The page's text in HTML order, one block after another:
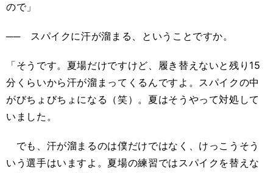
ので」
── スパイクに汗が溜まる、ということですか。
「そうです。夏場だけですけど、履き替えないと残り15
分くらいから汗が溜まってくるんですよ。スパイクの中
がびちょびちょになる（笑）。夏はそうやって対処して
いました。
でも、汗が溜まるのは僕だけではなく、けっこうそう
いう選手はいますよ。夏場の練習ではスパイクを替えな